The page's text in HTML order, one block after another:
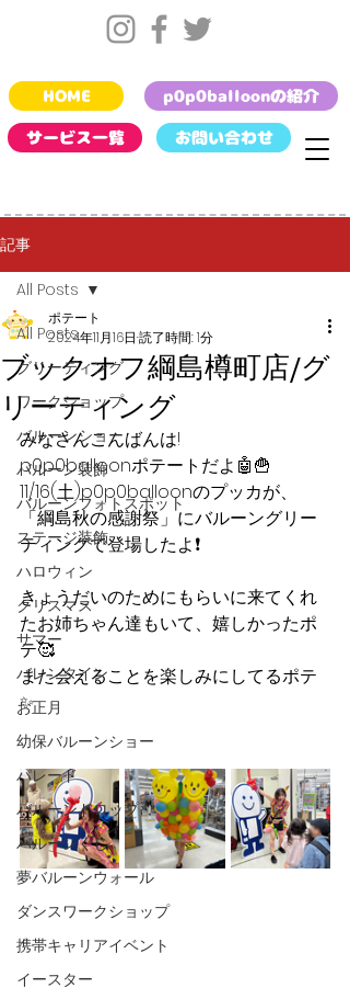
お問い合わせ
HOME
サービス一覧
p0p0balloonの紹介
記事
All Posts
グリーティング
ワークショップ
バルーンショー
バルーン装飾
バルーンフォトスポット
ステージ装飾
ハロウィン
クリスマス
サマー
バレンタイン
お正月
幼保バルーンショー
パレード
バルーンドロップ
バルーンくじ
夢バルーンウォール
ダンスワークショップ
携帯キャリアイベント
イースター
All Posts
ブックオフ綱島樽町店/グ
リーティング
ポテート
2024年11月16日 読了時間: 1分
みなさんこんばんは!
p0p0balloonポテートだよ🤖🍟
11/16(土)p0p0balloonのプッカが、
「綱島秋の感謝祭」にバルーングリー
ティングで登場したよ❗️
きょうだいのためにもらいに来てくれ
たお姉ちゃん達もいて、嬉しかったポ
テ🥰
また会えることを楽しみにしてるポテ
✨